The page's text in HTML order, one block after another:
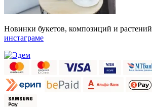
Новинки букетов, композиций и растений
инстаграме